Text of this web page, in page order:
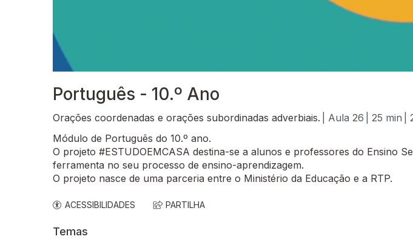
Português - 10.º Ano
Orações coordenadas e orações subordinadas adverbiais. | Aula 26 | 25 min
Módulo de Português do 10.º ano.
O projeto #ESTUDOEMCASA destina-se a alunos e professores do Ensino
ferramenta no seu processo de ensino-aprendizagem.
O projeto nasce de uma parceria entre o Ministério da Educação e a RTP.
ACESSIBILIDADES PARTILHA
Temas